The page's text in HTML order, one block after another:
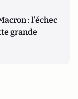
: l’échec
grande